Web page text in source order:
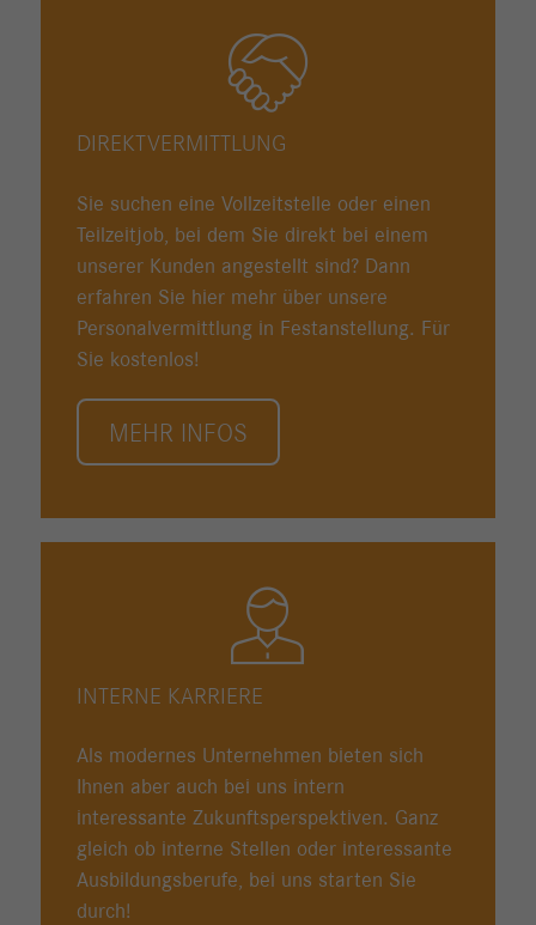
DIREKTVERMITTLUNG
Sie suchen eine Vollzeitstelle oder einen
Teilzeitjob, bei dem Sie direkt bei einem
unserer Kunden angestellt sind? Dann
erfahren Sie hier mehr über unsere
Personalvermittlung in Festanstellung. Für
Sie kostenlos!
MEHR INFOS
INTERNE KARRIERE
Als modernes Unternehmen bieten sich
Ihnen aber auch bei uns intern
interessante Zukunftsperspektiven. Ganz
gleich ob interne Stellen oder interessante
Ausbildungsberufe, bei uns starten Sie
durch!